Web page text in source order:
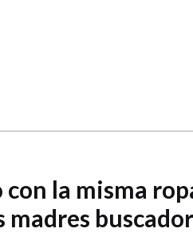
la misma
madres